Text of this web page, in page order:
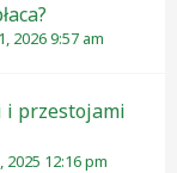
2026 9:57 am
i przestojami
2025 12:16 pm